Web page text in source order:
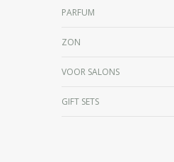
PARFUM
ZON
VOOR SALONS
GIFT SETS